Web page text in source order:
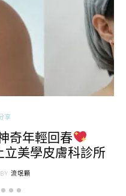
享
奇年輕回春
立美學皮膚科診所
BY 流氓顆